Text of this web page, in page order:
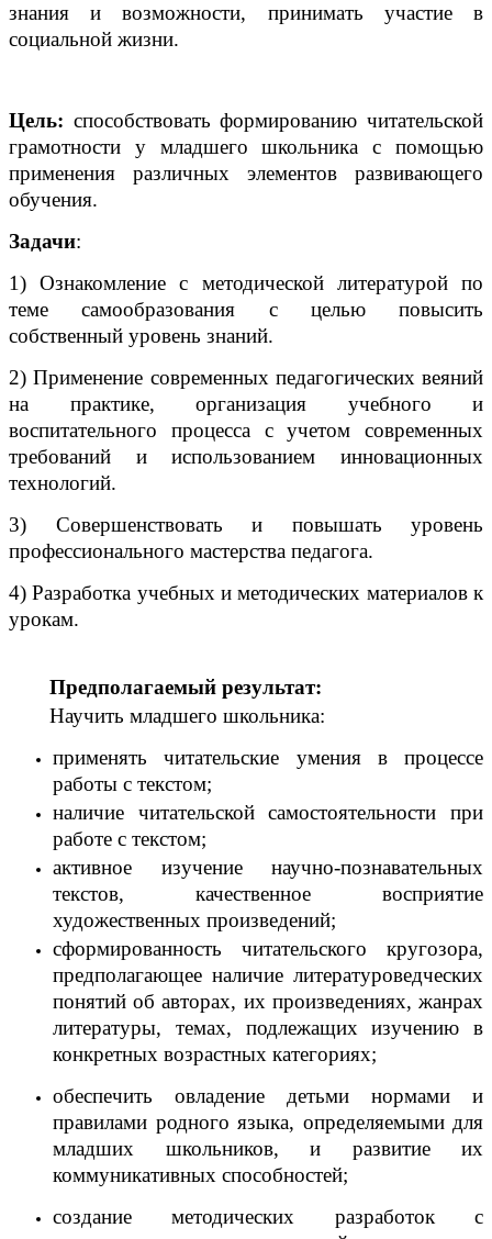
знания и возможности, принимать участие в
социальной жизни.
Цель: способствовать формированию читательской
грамотности у младшего школьника с помощью
применения различных элементов развивающего
обучения.
Задачи:
1) Ознакомление с методической литературой по
теме самообразования с целью повысить
собственный уровень знаний.
2) Применение современных педагогических веяний
на практике, организация учебного и
воспитательного процесса с учетом современных
требований и использованием инновационных
технологий.
3) Совершенствовать и повышать уровень
профессионального мастерства педагога.
4) Разработка учебных и методических материалов к
урокам.
Предполагаемый результат:
Научить младшего школьника:
применять читательские умения в процессе
работы с текстом;
наличие читательской самостоятельности при
работе с текстом;
активное изучение научно-познавательных
текстов, качественное восприятие
художественных произведений;
сформированность читательского кругозора,
предполагающее наличие литературоведческих
понятий об авторах, их произведениях, жанрах
литературы, темах, подлежащих изучению в
конкретных возрастных категориях;
обеспечить овладение детьми нормами и
правилами родного языка, определяемыми для
младших школьников, и развитие их
коммуникативных способностей;
создание методических разработок с